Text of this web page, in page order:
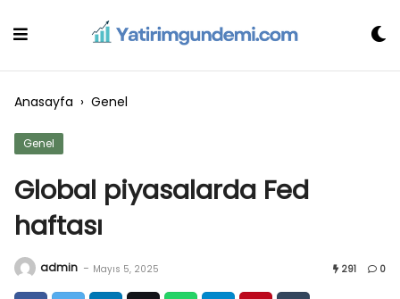
Anasayfa › Genel
Genel
Global piyasalarda Fed
haftası
admin - Mayıs 5, 2025 291 0